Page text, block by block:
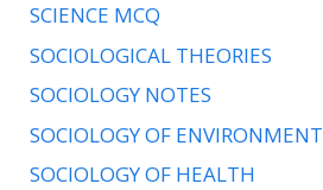
SCIENCE MCQ
SOCIOLOGICAL THEORIES
SOCIOLOGY NOTES
SOCIOLOGY OF ENVIRONMENT
SOCIOLOGY OF HEALTH